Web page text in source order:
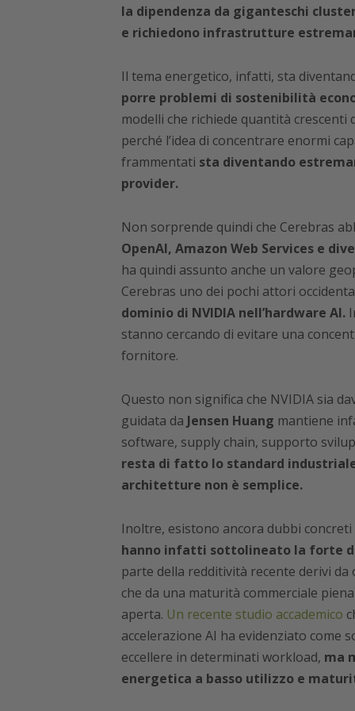
la dipendenza da giganteschi
e richiedono infrastrutture
Il tema energetico, infatti, sta
porre problemi di sostenibilità
modelli che richiede quantità
perché l’idea di concentrare enormi
frammentati sta diventando
provider.
Non sorprende quindi che Cerebras
OpenAI, Amazon Web Services e
ha quindi assunto anche un valore
Cerebras uno dei pochi attori
dominio di NVIDIA nell’hardware AI.
stanno cercando di evitare una
fornitore.
Questo non significa che NVIDIA sia
guidata da Jensen Huang mantiene
software, supply chain, supporto
resta di fatto lo standard
architetture non è semplice.
Inoltre, esistono ancora dubbi
hanno infatti sottolineato la forte
parte della redditività recente derivi
che da una maturità commerciale
aperta. Un recente studio accademico
accelerazione AI ha evidenziato come
eccellere in determinati workload, ma
energetica a basso utilizzo e